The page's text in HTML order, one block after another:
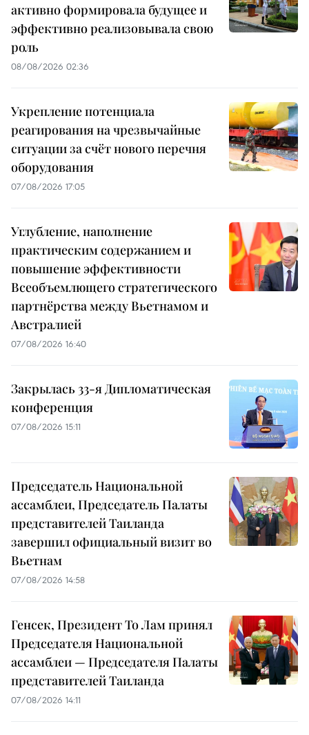
активно формировала будущее и
эффективно реализовывала свою
роль
08/08/2026 02:36
Укрепление потенциала
реагирования на чрезвычайные
ситуации за счёт нового перечня
оборудования
07/08/2026 17:05
Углубление, наполнение
практическим содержанием и
повышение эффективности
Всеобъемлющего стратегического
партнёрства между Вьетнамом и
Австралией
07/08/2026 16:40
Закрылась 33-я Дипломатическая
конференция
07/08/2026 15:11
Председатель Национальной
ассамблеи, Председатель Палаты
представителей Таиланда
завершил официальный визит во
Вьетнам
07/08/2026 14:58
Генсек, Президент То Лам принял
Председателя Национальной
ассамблеи — Председателя Палаты
представителей Таиланда
07/08/2026 14:11